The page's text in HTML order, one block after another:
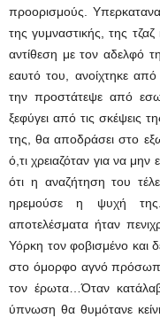
προορισμούς.
της γυμναστικής, της
αντίθεση με τον αδελφό
εαυτό του, ανοίχτηκε
την προστάτεψε από
ξεφύγει από τις σκέψεις
της, θα αποδράσει στο
ό,τι χρειαζόταν για να
ότι η αναζήτηση του
ηρεμούσε η ψυχή
αποτελέσματα ήταν
Υόρκη τον φοβισμένο και
στο όμορφο αγνό
τον έρωτα…Όταν
ύπνωση θα θυμότανε